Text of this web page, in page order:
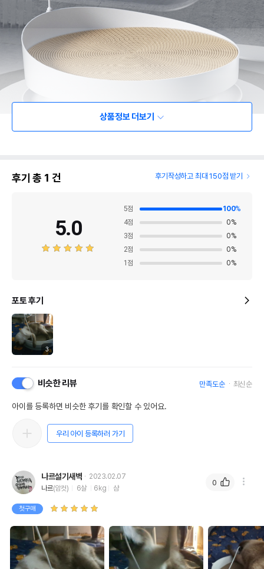
상품정보 더보기
후기 총 1 건 후기작성하고 최대 150점 받기
5.0
5점 100%
4점 0%
3점 0%
2점 0%
1 점 0%
포토 후기
3
비슷한 리뷰 만족도순 최신순
아이를 등록하면 비슷한 후기를 확인할 수 있어요.
우리 아이 등록하러 가기
나르설기새벽
2023.02.07
나르(암컷) 6살 6kg 샴
첫구매
0